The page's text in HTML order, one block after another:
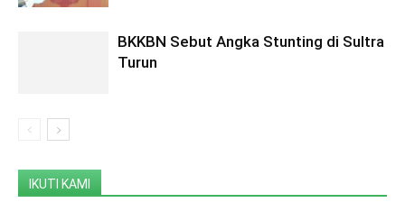
BKKBN Sebut Angka Stunting di Sultra
Turun
IKUTI KAMI